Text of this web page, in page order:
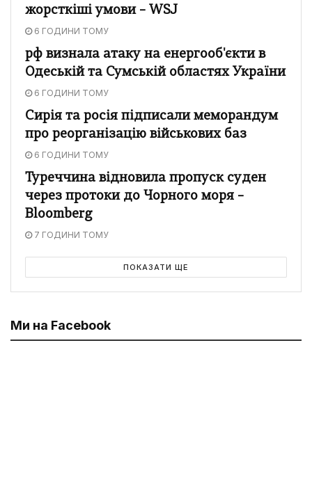
жорсткіші умови – WSJ
6 ГОДИНИ ТОМУ
рф визнала атаку на енергооб'єкти в
Одеській та Сумській областях України
6 ГОДИНИ ТОМУ
Сирія та росія підписали меморандум
про реорганізацію військових баз
6 ГОДИНИ ТОМУ
Туреччина відновила пропуск суден
через протоки до Чорного моря –
Bloomberg
7 ГОДИНИ ТОМУ
ПОКАЗАТИ ЩЕ
Ми на Facebook